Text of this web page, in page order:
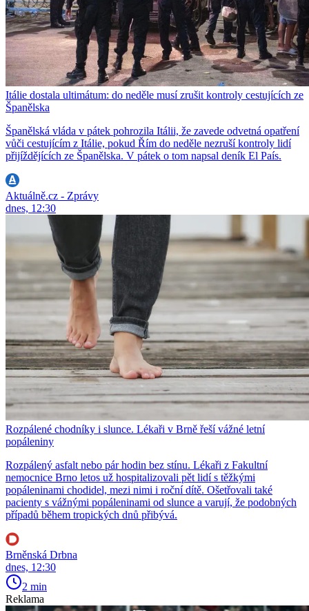
Itálie dostala ultimátum: do neděle musí zrušit kontroly cestujících ze
Španělska
Španělská vláda v pátek pohrozila Itálii, že zavede odvetná opatření
vůči cestujícím z Itálie, pokud Řím do neděle nezruší kontroly lidí
přijíždějících ze Španělska. V pátek o tom napsal deník El País.
Aktuálně.cz - Zprávy
dnes, 12:30
Rozpálené chodníky i slunce. Lékaři v Brně řeší vážné letní
popáleniny
Rozpálený asfalt nebo pár hodin bez stínu. Lékaři z Fakultní
nemocnice Brno letos už hospitalizovali pět lidí s těžkými
popáleninami chodidel, mezi nimi i roční dítě. Ošetřovali také
pacienty s vážnými popáleninami od slunce a varují, že podobných
případů během tropických dnů přibývá.
Brněnská Drbna
dnes, 12:30
2 min
Reklama